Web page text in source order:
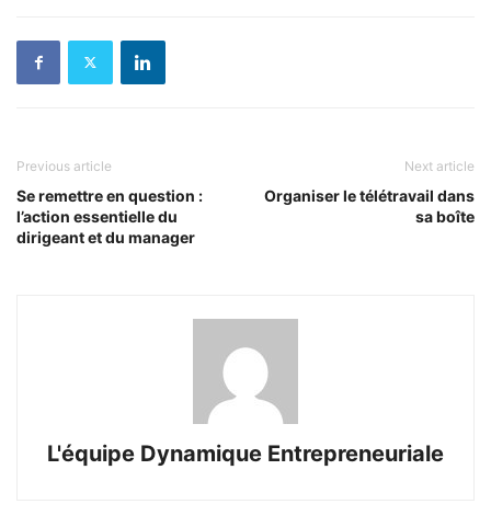
Previous article
Se remettre en question :
l’action essentielle du
dirigeant et du manager
Next article
Organiser le télétravail dans
sa boîte
L'équipe Dynamique Entrepreneuriale